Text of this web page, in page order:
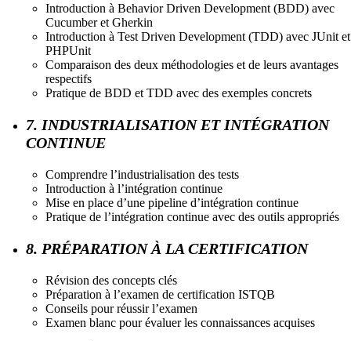
Introduction à Behavior Driven Development (BDD) avec
Cucumber et Gherkin
Introduction à Test Driven Development (TDD) avec JUnit et
PHPUnit
Comparaison des deux méthodologies et de leurs avantages
respectifs
Pratique de BDD et TDD avec des exemples concrets
7. INDUSTRIALISATION ET INTÉGRATION
CONTINUE
Comprendre l’industrialisation des tests
Introduction à l’intégration continue
Mise en place d’une pipeline d’intégration continue
Pratique de l’intégration continue avec des outils appropriés
8. PRÉPARATION À LA CERTIFICATION
Révision des concepts clés
Préparation à l’examen de certification ISTQB
Conseils pour réussir l’examen
Examen blanc pour évaluer les connaissances acquises